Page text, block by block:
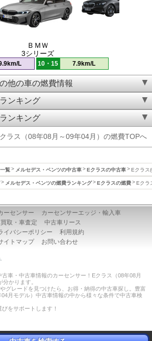
ＢＭＷ
3シリーズ
L 10・15 7.9km/L
他の車の燃費情報
ンキング
ンキング
ラス（08年08月～09年04月）の燃費TOPへ
覧 メルセデス・ベンツの中古車 Eクラスの中古車 Eクラス
メルセデス・ベンツの燃費ランキング Eクラスの燃費 Eクラ
ーセンサー
カーセンサーエッジ・輸入車
取・車査定
中古車リース
イバシーポリシー
利用規約
イトマップ
お問い合わせ
車・中古車情報のカーセンサー！Eクラス（08年08月
かります。
グレードを見つけたら、お得・納得の中古車探し。豊富
月モデル）中古車情報の中から様々な条件で中古車検
をサポートします！